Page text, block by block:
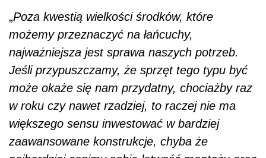
„Poza kwestią wielkości środków, które
możemy przeznaczyć na łańcuchy,
najważniejsza jest sprawa naszych potrzeb.
Jeśli przypuszczamy, że sprzęt tego typu być
może okaże się nam przydatny, chociażby raz
w roku czy nawet rzadziej, to raczej nie ma
większego sensu inwestować w bardziej
zaawansowane konstrukcje, chyba że